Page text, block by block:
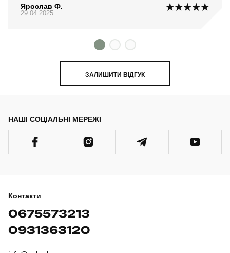
Ярослав Ф.
29.04.2025
ЗАЛИШИТИ ВІДГУК
НАШІ СОЦІАЛЬНІ МЕРЕЖІ
Контакти
0675573213
0931363120